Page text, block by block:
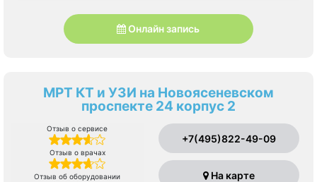
Онлайн запись
МРТ КТ и УЗИ на Новоясеневском
проспекте 24 корпус 2
Отзыв о сервисе
Отзыв о врачах
Отзыв об оборудовании
+7(495)822-49-09
На карте